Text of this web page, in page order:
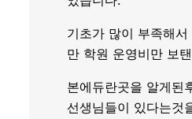
기초가 많이 부족해
만 학원 운영비만 보
본에듀란곳을 알게된
선생님들이 있다는것